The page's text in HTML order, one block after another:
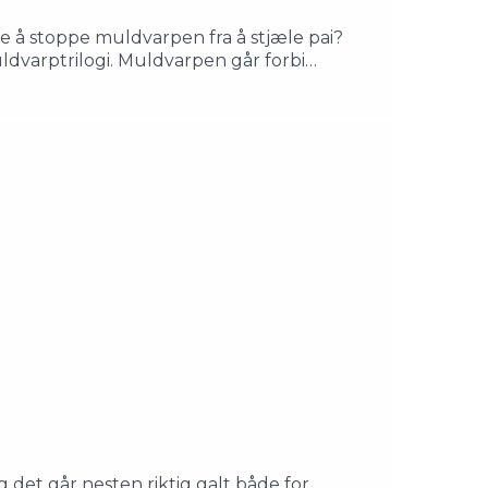
å stoppe muldvarpen fra å stjæle pai?
Muldvarpen går forbi
er både pai og muldvarpforsvunnet til
Aalbu: Ragnar
det går nesten riktig galt både for